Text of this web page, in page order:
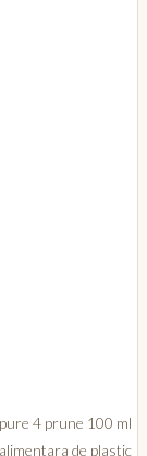
4 prune 100 ml
de plastic